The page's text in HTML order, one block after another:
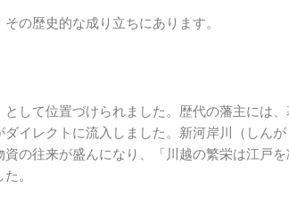
の歴史的な成り立ちにあります。
して位置づけられました。歴代の藩主には
イレクトに流入しました。新河岸川（しん
の往来が盛んになり、「川越の繁栄は江戸を
。